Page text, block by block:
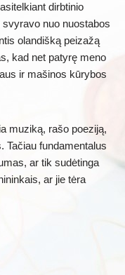
dirbtinio
nuo nuostabos
olandišką peizažą
kad net patyrę meno
ir mašinos kūrybos
muziką, rašo poeziją,
Tačiau fundamentalus
ar tik sudėtinga
ar jie tėra